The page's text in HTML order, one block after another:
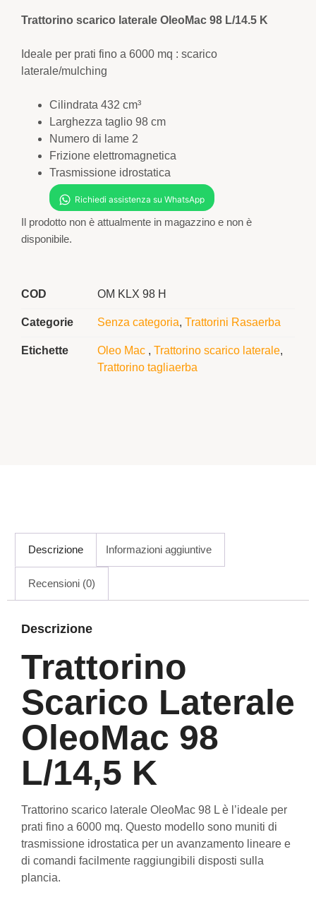
Trattorino scarico laterale OleoMac 98 L/14.5 K
Ideale per prati fino a 6000 mq : scarico
laterale/mulching
Cilindrata 432 cm³
Larghezza taglio 98 cm
Numero di lame 2
Frizione elettromagnetica
Trasmissione idrostatica
Il prodotto non è attualmente in magazzino e non è
disponibile.
COD OM KLX 98 H
Categorie Senza categoria, Trattorini Rasaerba
Etichette Oleo Mac , Trattorino scarico laterale,
Trattorino tagliaerba
Descrizione Informazioni aggiuntive
Recensioni (0)
Descrizione
Trattorino
Scarico Laterale
OleoMac 98
L/14,5 K
Trattorino scarico laterale OleoMac 98 L è l’ideale per
prati fino a 6000 mq. Questo modello sono muniti di
trasmissione idrostatica per un avanzamento lineare e
di comandi facilmente raggiungibili disposti sulla
plancia.